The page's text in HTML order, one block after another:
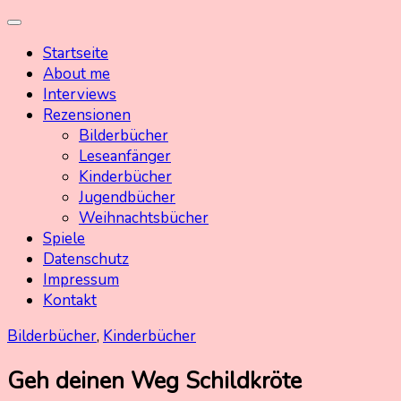
Skip
contentStartseite
About me
Interviews
Rezensionen
Bilderbücher
Leseanfänger
Kinderbücher
Jugendbücher
Weihnachtsbücher
Spiele
Datenschutz
Impressum
Kontakt
Bilderbücher, Kinderbücher
Geh deinen Weg Schildkröte